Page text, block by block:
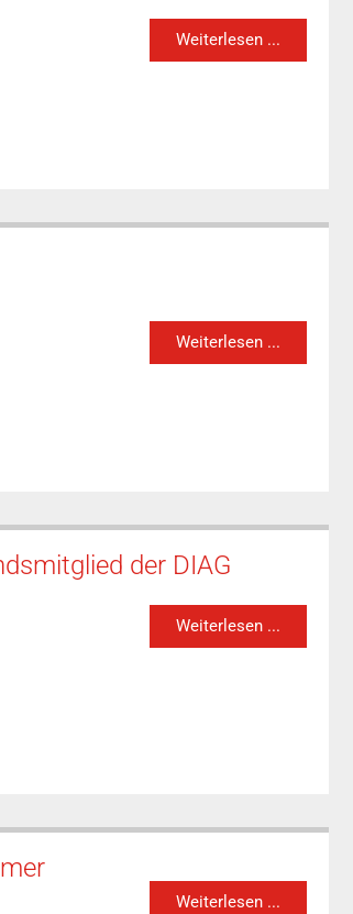
Weiterlesen ...
Weiterlesen ...
der DIAG
Weiterlesen ...
Weiterlesen ...